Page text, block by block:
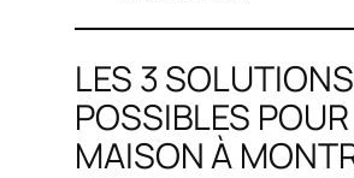
LES 3 SOLUTIONS
POSSIBLES
MAISON À